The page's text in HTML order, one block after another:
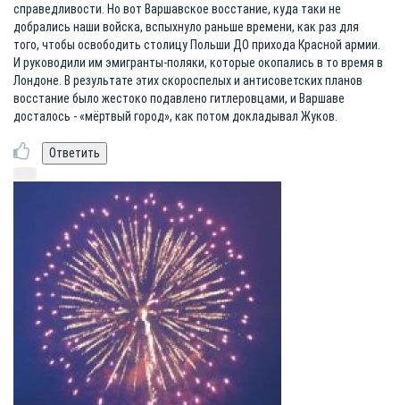
справедливости. Но вот Варшавское восстание, куда таки не
добрались наши войска, вспыхнуло раньше времени, как раз для
того, чтобы освободить столицу Польши ДО прихода Красной армии.
И руководили им эмигранты-поляки, которые окопались в то время в
Лондоне. В результате этих скороспелых и антисоветских планов
восстание было жестоко подавлено гитлеровцами, и Варшаве
досталось - «мёртвый город», как потом докладывал Жуков.